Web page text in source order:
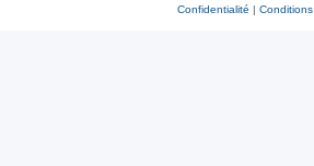
Confidentialité | Conditions